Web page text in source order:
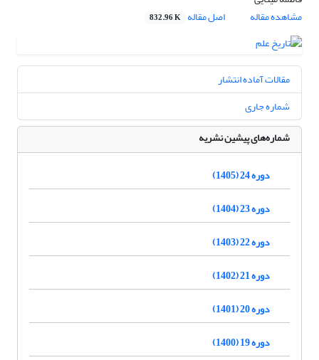
مشاهده مقاله
اصل مقاله 832.96 K
مقالات آماده انتشار
شماره جاری
شماره‌های پیشین نشریه
دوره 24 (1405)
دوره 23 (1404)
دوره 22 (1403)
دوره 21 (1402)
دوره 20 (1401)
دوره 19 (1400)